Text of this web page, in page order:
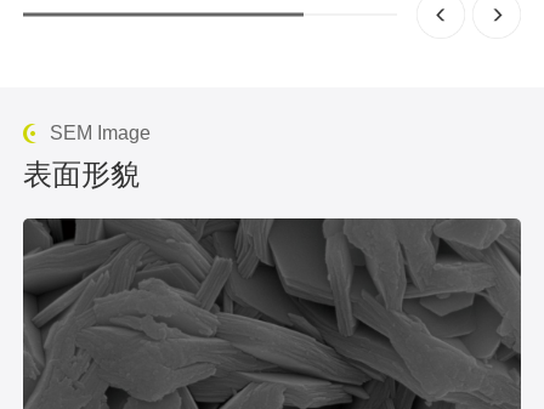
验级别的用户
SEM Image
表面形貌